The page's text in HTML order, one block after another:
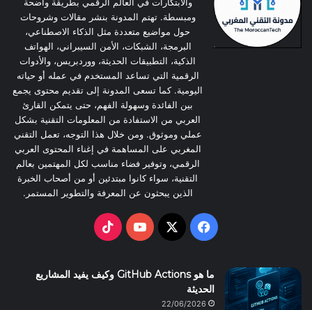
b
o
o
k
u
b
e
o
k
ومبسطة. تهتم المدونة بنشر مقالات وشروحات
حول مواضيع متعددة مثل الذكاء الاصطناعي،
البرمجة، الشبكات، الأمن السيبراني، الهواتف
الذكية، التطبيقات الحديثة، ووردبريس، والأدوات
الرقمية التي تساعد المستخدم في عمله أو حياته
اليومية. كما تسعى المدونة إلى تقديم محتوى يجمع
بين الفائدة وسهولة الفهم، حتى يتمكن القارئ
العربي من الاستفادة من المعلومات التقنية بشكل
عملي وموثوق. ومن خلال هذا التوجه، تعمل التقني
المغربي على المساهمة في إغناء المحتوى العربي
الرقمي، وتوفير فضاء مناسب لكل المهتمين بعالم
التقنية، سواء كانوا مبتدئين أو من أصحاب الخبرة
الذين يبحثون عن المعرفة والتطوير المستمر.
Facebook
X
YouTube
TikTok
ما هو GitHub Actions وكيف يفيد المشاريع
الحديثة
22/06/2026